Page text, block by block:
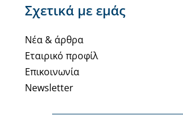
Σχετικά με εμάς
Νέα & άρθρα
Εταιρικό προφίλ
Επικοινωνία
Newsletter